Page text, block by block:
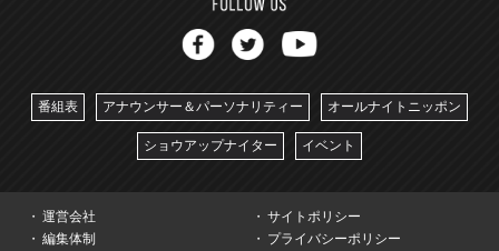
番組表 アナウンサー＆パーソナリティー オールナイトニッポン
ショウアップナイター イベント
運営会社
サイトポリシー
編集体制
プライバシーポリシー